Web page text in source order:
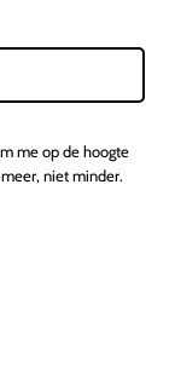
me op de hoogte
niet minder.